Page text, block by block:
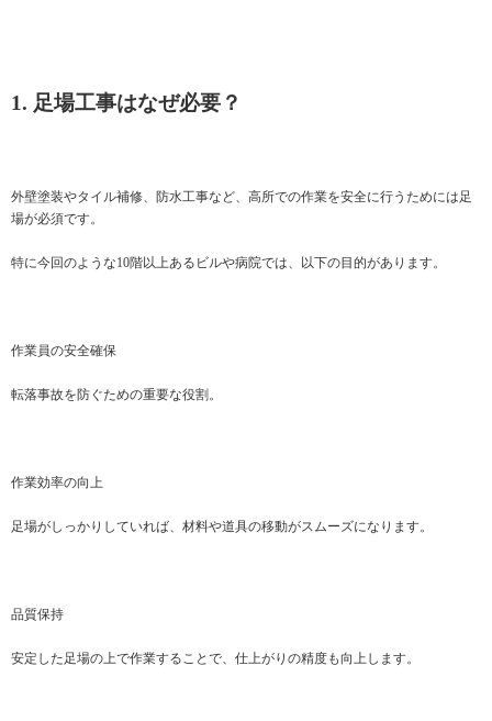
1. 足場工事はなぜ必要？
外壁塗装やタイル補修、防水工事など、高所での作業を安全に行うためには足
場が必須です。
特に今回のような10階以上あるビルや病院では、以下の目的があります。
作業員の安全確保
転落事故を防ぐための重要な役割。
作業効率の向上
足場がしっかりしていれば、材料や道具の移動がスムーズになります。
品質保持
安定した足場の上で作業することで、仕上がりの精度も向上します。